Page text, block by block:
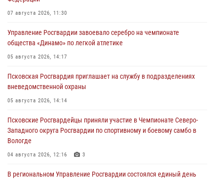
07 августа 2026, 11:30
Управление Росгвардии завоевало серебро на чемпионате
общества «Динамо» по легкой атлетике
05 августа 2026, 14:17
Псковская Росгвардия приглашает на службу в подразделениях
вневедомственной охраны
05 августа 2026, 14:14
Псковские Росгвардейцы приняли участие в Чемпионате Северо-
Западного округа Росгвардии по спортивному и боевому самбо в
Вологде
04 августа 2026, 12:16 3
В региональном Управление Росгвардии состоялся единый день